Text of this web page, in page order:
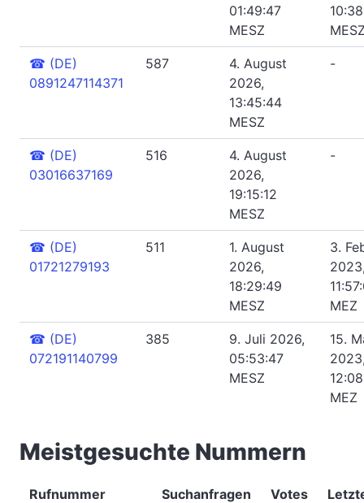
01:49:47
MESZ
☎ (DE)
0891247114371
587
4. August
2026,
13:45:44
MESZ
-
☎ (DE)
03016637169
516
4. August
2026,
19:15:12
MESZ
-
☎ (DE)
01721279193
511
1. August
2026,
18:29:49
MESZ
3.
MEZ
☎ (DE)
072191140799
385
9. Juli 2026,
05:53:47
MESZ
15.
MEZ
Meistgesuchte Nummern
Rufnummer Suchanfragen Votes